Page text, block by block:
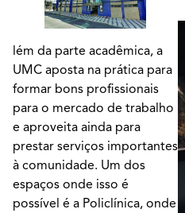
lém da parte acadêmica, a
UMC aposta na prática para
formar bons profissionais
para o mercado de trabalho
e aproveita ainda para
prestar serviços importantes
à comunidade. Um dos
espaços onde isso é
possível é a Policlínica, onde